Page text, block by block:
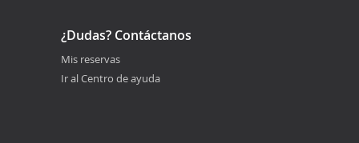
¿Dudas? Contáctanos
Mis reservas
Ir al Centro de ayuda